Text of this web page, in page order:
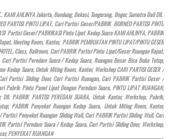
KAMI AHLINYA Jakarta, Bandung, Bekasi, Tangerang, Bogor, Sumatra Bali Dll.
PARTISI PINTU LIPAT, Cari Partisi Geser/PABRIK BORNEO PARTISI PINTU
Partisi Geser/ PABRIKASI Pintu Lipat Kedap Suara KAMI AHLINYA, PABRIK
Meeting Room, Kantor, PABRIK PEMBUATAN PINTU LIPAT/PINTU GESER
, Class, Ballroom, Cari PABRIK Partisi Pintu Lipat/Geser Ruangan Rapat,
Partisi Peredam Suara / Kedap Suara, Ruangan Besar Bisa Buka Tutup,
Kedap Suara, Untuk Miting Room, Kantor, Workshop CARI PARTISI GESER /
Cari Partisi Sliding Door, Cari Partisi Ruangan, Cari PABRIK Partisi Geser /
Pabrik Pintu Panel Lipat Dengan Peredam Suara, PINTU LIPAT RUANGAN,
PABRIK PARTISI PEREDAM SUARA, Untuk Kantor, Workshop, Pabrik,
PABRIK Penyekat Ruangan Kedap Suara, Untuk Miting Room, Kantor,
Penyekat Ruangan Sliding Wall, Cari PABRIK Partisi Sliding Wall, Cari
Partisi Peredam Suara / Kedap Suara, Cari Partisi Sliding Door, Workshop,
PENYEKAT RUANGAN